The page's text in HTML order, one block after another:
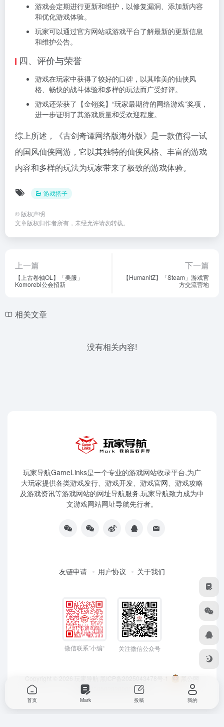
游戏会定期进行更新和维护，以修复漏洞、添加新内容
和优化游戏体验。
玩家可以通过官方网站或游戏平台了解最新的更新信息
和维护公告。
四、评价与荣誉
游戏在玩家中获得了较好的口碑，以其唯美的仙侠风
格、畅快的战斗体验和多样的玩法而广受好评。
游戏还荣获了【金翎奖】“玩家最期待的网络游戏”奖项，
进一步证明了其游戏质量和受欢迎程度。
综上所述，《古剑奇谭网络版海外版》是一款值得一试
的国风仙侠网游，它以其独特的仙侠风格、丰富的游戏
内容和多样的玩法为玩家带来了极致的游戏体验。
游戏搭子
© 版权声明
文章版权归作者所有，未经允许请勿转载。
上一篇
【上古卷轴OL】「美服」
Komorebi公会招新
下一篇
【HumanitZ】「Steam」游戏官
方交流营地
相关文章
没有相关内容!
玩家导航GameLinks是一个专业的游戏网站收录平台,为广
大玩家提供各类游戏发行、游戏开发、游戏官网、游戏攻略
及游戏资讯等游戏网站的网址导航服务,玩家导航致力成为中
文游戏网站网址导航先行者。
友链申请 用户协议 关于我们
微信联系”小编“ 关注微信公众号
Copyright © 2026 玩家导航 黑ICP备2025043478号-1
黑公网
安备23050202000033号
首页 Mark 投稿 我的